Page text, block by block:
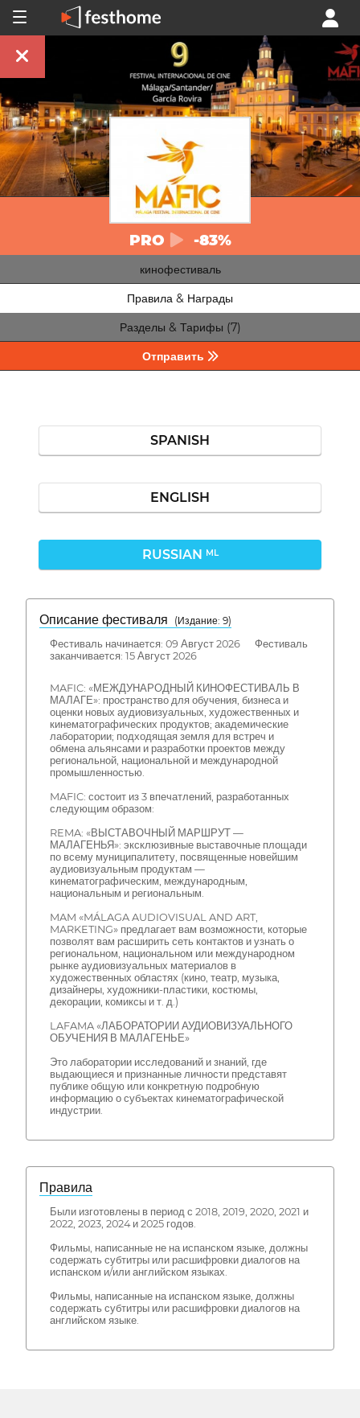
PRO -83%
кинофестиваль
Правила & Награды
Разделы & Тарифы (7)
Отправить
SPANISH
ENGLISH
RUSSIAN ML
Описание фестиваля
( Издание: 9)
Фестиваль начинается: 09 Август 2026 Фестиваль
заканчивается: 15 Август 2026
MAFIC: «МЕЖДУНАРОДНЫЙ КИНОФЕСТИВАЛЬ В
МАЛАГЕ»: пространство для обучения, бизнеса и
оценки новых аудиовизуальных, художественных и
кинематографических продуктов; академические
лаборатории; подходящая земля для встреч и
обмена альянсами и разработки проектов между
региональной, национальной и международной
промышленностью.
MAFIC: состоит из 3 впечатлений, разработанных
следующим образом:
REMA: «ВЫСТАВОЧНЫЙ МАРШРУТ —
МАЛАГЕНЬЯ»: эксклюзивные выставочные площади
по всему муниципалитету, посвященные новейшим
аудиовизуальным продуктам —
кинематографическим, международным,
национальным и региональным.
MAM «MÁLAGA AUDIOVISUAL AND ART,
MARKETING» предлагает вам возможности, которые
позволят вам расширить сеть контактов и узнать о
региональном, национальном или международном
рынке аудиовизуальных материалов в
художественных областях (кино, театр, музыка,
дизайнеры, художники-пластики, костюмы,
декорации, комиксы и т. д.)
LAFAMA «ЛАБОРАТОРИИ АУДИОВИЗУАЛЬНОГО
ОБУЧЕНИЯ В МАЛАГЕНЬЕ»
Это лаборатории исследований и знаний, где
выдающиеся и признанные личности представят
публике общую или конкретную подробную
информацию о субъектах кинематографической
индустрии.
Правила
Были изготовлены в период с 2018, 2019, 2020, 2021 и
2022, 2023, 2024 и 2025 годов.
Фильмы, написанные не на испанском языке, должны
содержать субтитры или расшифровки диалогов на
испанском и/или английском языках.
Фильмы, написанные на испанском языке, должны
содержать субтитры или расшифровки диалогов на
английском языке.